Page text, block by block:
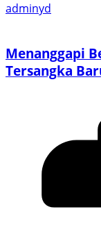
adminyd
Menanggapi
Tersangka